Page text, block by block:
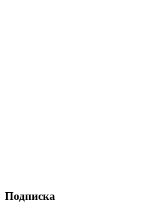
Подписка